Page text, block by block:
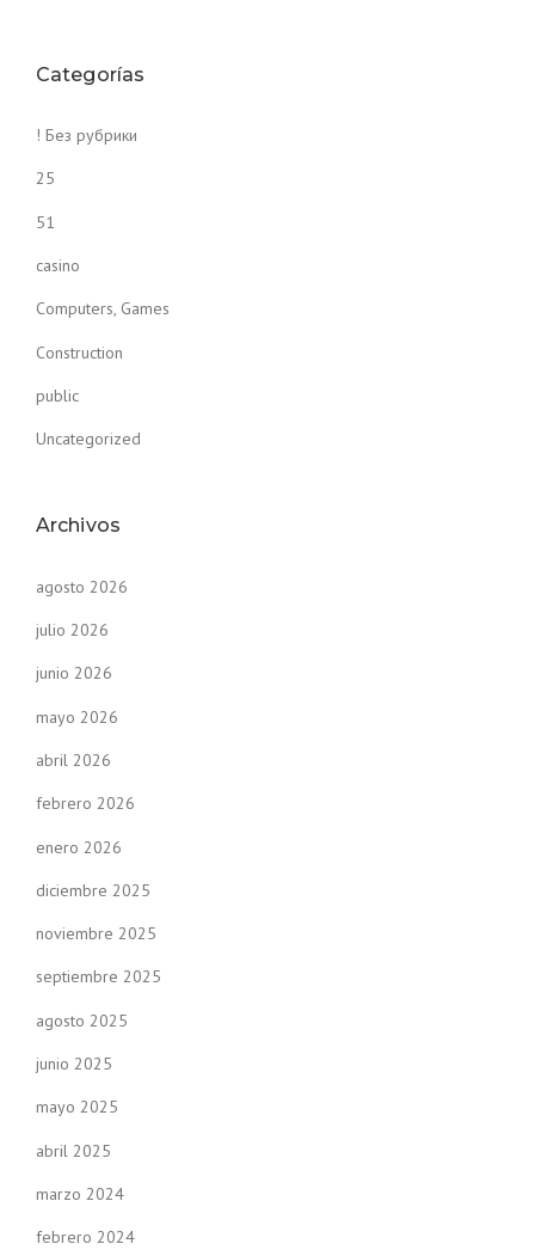
Categorías
! Без рубрики
25
51
casino
Computers, Games
Construction
public
Uncategorized
Archivos
agosto 2026
julio 2026
junio 2026
mayo 2026
abril 2026
febrero 2026
enero 2026
diciembre 2025
noviembre 2025
septiembre 2025
agosto 2025
junio 2025
mayo 2025
abril 2025
marzo 2024
febrero 2024